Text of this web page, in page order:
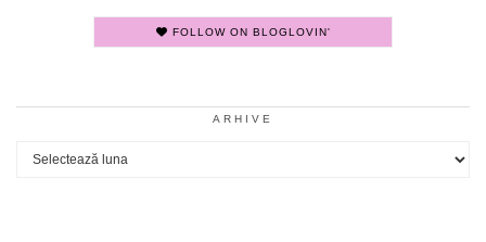
FOLLOW ON BLOGLOVIN'
ARHIVE
Arhive